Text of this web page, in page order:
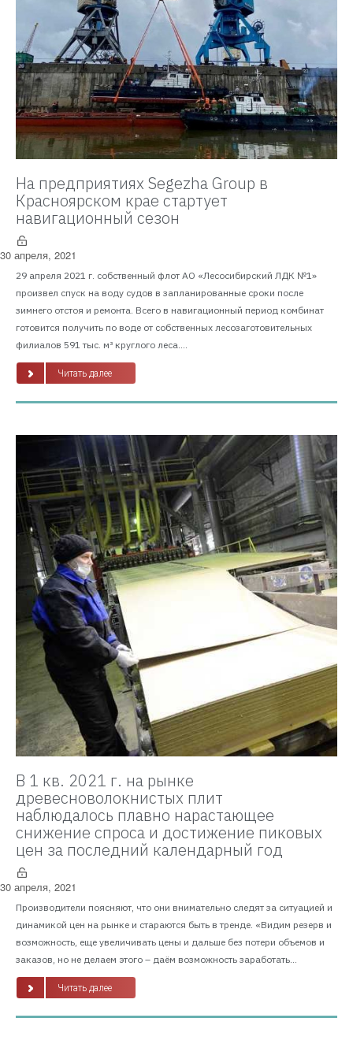
На предприятиях Segezha Group в
Красноярском крае стартует
навигационный сезон
30 апреля, 2021
29 апреля 2021 г. собственный флот АО «Лесосибирский ЛДК №1»
произвел спуск на воду судов в запланированные сроки после
зимнего отстоя и ремонта. Всего в навигационный период комбинат
готовится получить по воде от собственных лесозаготовительных
филиалов 591 тыс. м³ круглого леса....
Читать далее
В 1 кв. 2021 г. на рынке
древесноволокнистых плит
наблюдалось плавно нарастающее
снижение спроса и достижение пиковых
цен за последний календарный год
30 апреля, 2021
Производители поясняют, что они внимательно следят за ситуацией и
динамикой цен на рынке и стараются быть в тренде. «Видим резерв и
возможность, еще увеличивать цены и дальше без потери объемов и
заказов, но не делаем этого – даём возможность заработать...
Читать далее